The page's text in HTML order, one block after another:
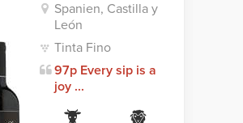
Spanien, Castilla y
León
Tinta Fino
97p Every sip is a
joy ...